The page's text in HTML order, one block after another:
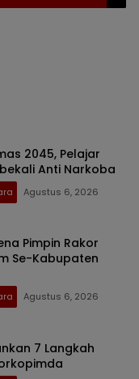
2045, Pelajar
Anti Narkoba
Agustus 6, 2026
Pimpin Rakor
Se-Kabupaten
Agustus 6, 2026
7 Langkah